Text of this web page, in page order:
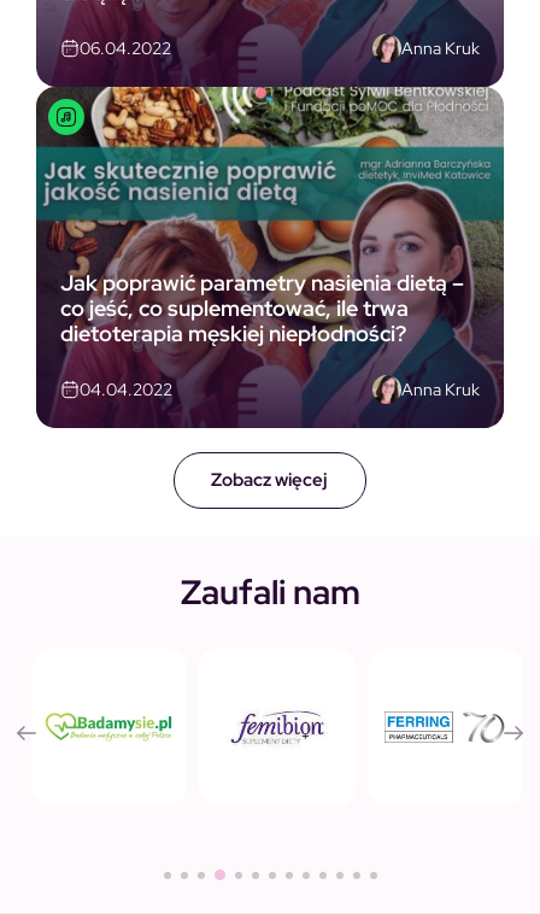
Zobacz więcej
06.04.2022 Anna Kruk
Jak poprawić parametry nasienia dietą –
co jeść, co suplementować, ile trwa
dietoterapia męskiej niepłodności?
04.04.2022 Anna Kruk
Zaufali nam